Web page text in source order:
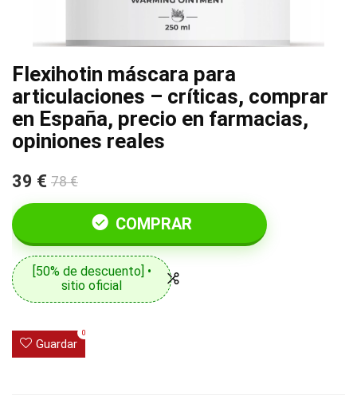
Flexihotin máscara para
articulaciones – críticas, comprar
en España, precio en farmacias,
opiniones reales
39 € 78 €
COMPRAR
[50% de descuento] •
sitio oficial
Guardar
0